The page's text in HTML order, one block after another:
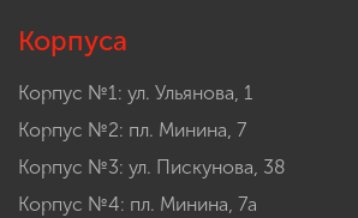
Корпуса
Корпус №1: ул. Ульянова, 1
Корпус №2: пл. Минина, 7
Корпус №3: ул. Пискунова, 38
Корпус №4: пл. Минина, 7а